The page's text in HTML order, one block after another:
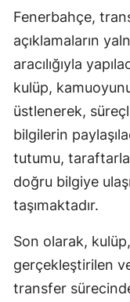
Fenerbahçe,
açıklamaların
aracılığıyla
kulüp,
üstlenerek,
bilgilerin
tutumu,
doğru bilgiye
taşımaktadır.
Son olarak,
gerçekleştirilen
transfer